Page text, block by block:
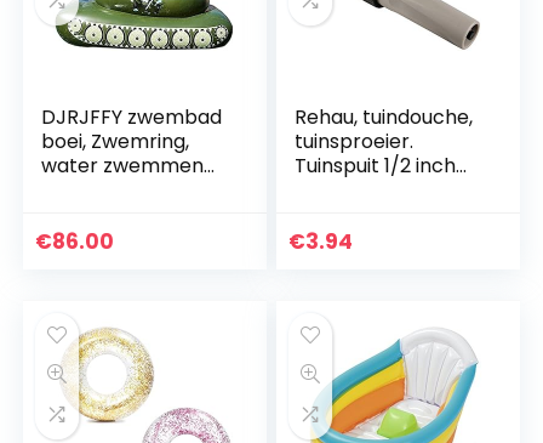
DJRJFFY zwembad
boei, Zwemring,
water zwemmen
zwembad spray,
€86.00
Rehau, tuindouche,
tuinsproeier.
Tuinspuit 1/2 inch
€3.94